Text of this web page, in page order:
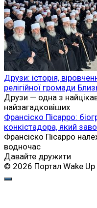
Друзи: історія,
релігійної громади
Друзи — одна з
найзагадковіших
Франсіско Пісарро:
конкістадора, який
Франсіско Пісарро
водночас
Давайте дружити
© 2026 Портал Wake Up